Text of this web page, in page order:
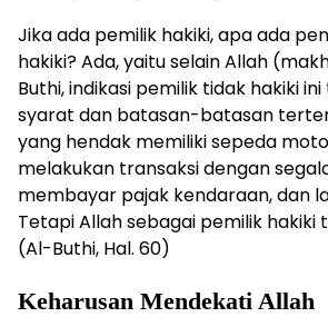
Jika ada pemilik hakiki, apa ada
hakiki? Ada, yaitu selain Allah
Buthi, indikasi pemilik tidak hakiki
syarat dan batasan-batasan
yang hendak memiliki sepeda
melakukan transaksi dengan
membayar pajak kendaraan, dan
Tetapi Allah sebagai pemilik hakiki
(Al-Buthi, Hal. 60)
Keharusan Mendekati Allah